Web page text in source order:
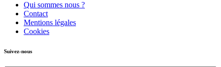
Qui sommes nous ?
Contact
Mentions légales
Cookies
Suivez-nous